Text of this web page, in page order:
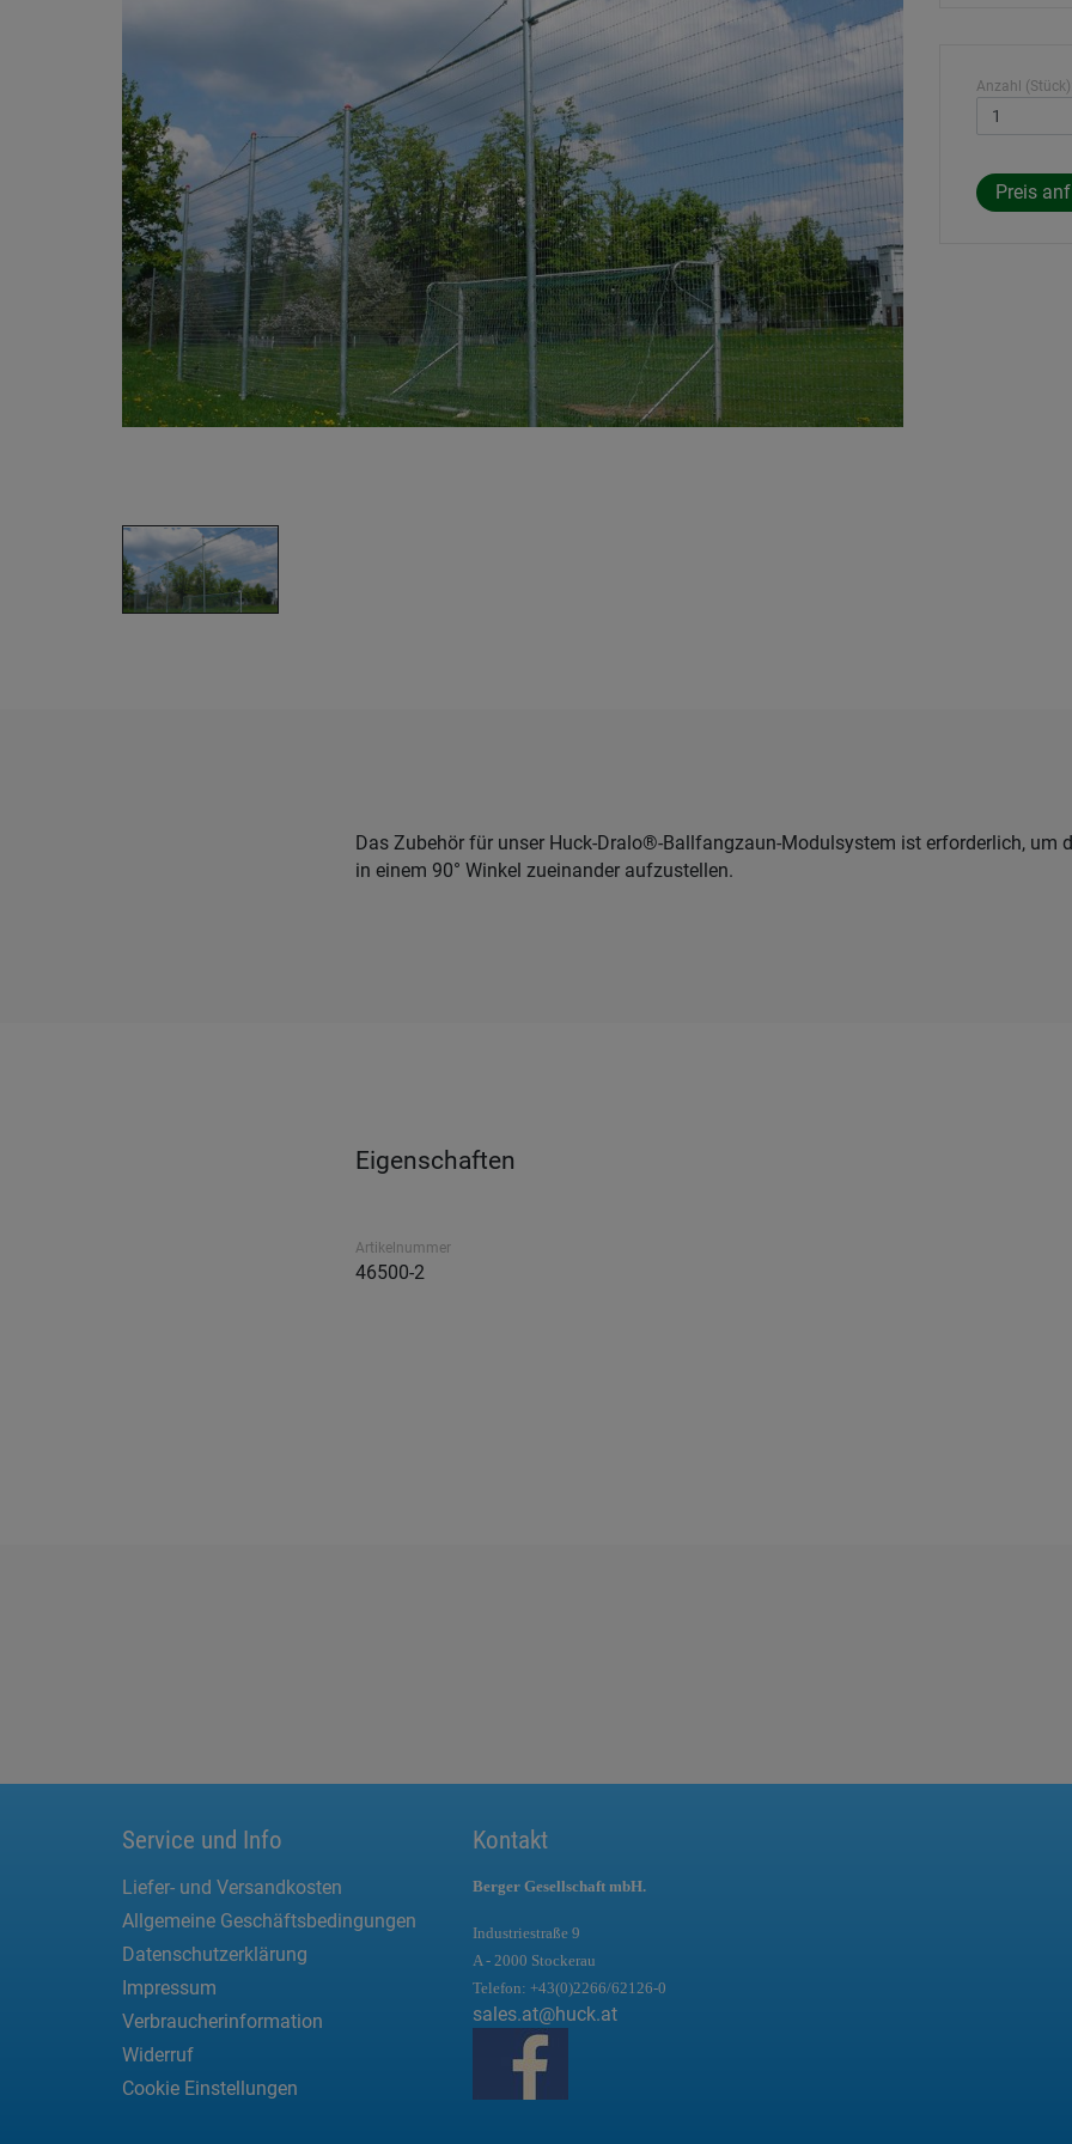
Anzahl
Das Zubehör für unser Huck-Dralo®-Ballfangzaun-Modulsystem ist erforderlich, um
in einem 90° Winkel zueinander aufzustellen.
Eigenschaften
Artikelnummer
46500-2
Service und Info
Liefer- und Versandkosten
Allgemeine Geschäftsbedingungen
Datenschutzerklärung
Impressum
Verbraucherinformation
Widerruf
Cookie Einstellungen
Kontakt
Berger Gesellschaft mbH.
Industriestraße 9
A - 2000 Stockerau
Telefon: +43(0)2266/62126-0
sales.at@huck.at